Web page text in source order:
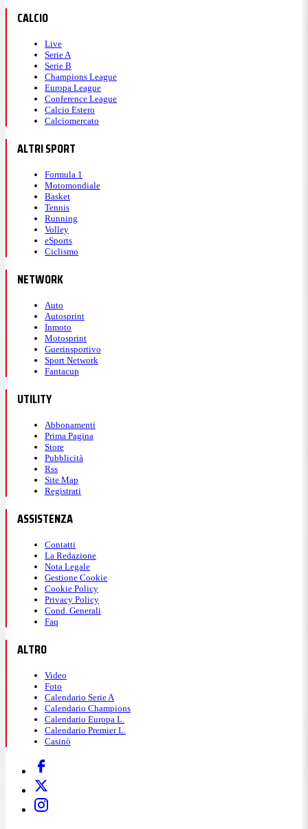
CALCIO
Live
Serie A
Serie B
Champions League
Europa League
Conference League
Calcio Estero
Calciomercato
ALTRI SPORT
Formula 1
Motomondiale
Basket
Tennis
Running
Volley
eSports
Ciclismo
NETWORK
Auto
Autosprint
Inmoto
Motosprint
Guerinsportivo
Sport Network
Fantacup
UTILITY
Abbonamenti
Prima Pagina
Store
Pubblicità
Rss
Site Map
Registrati
ASSISTENZA
Contatti
La Redazione
Nota Legale
Gestione Cookie
Cookie Policy
Privacy Policy
Cond. Generali
Faq
ALTRO
Video
Foto
Calendario Serie A
Calendario Champions
Calendario Europa L.
Calendario Premier L.
Casinò